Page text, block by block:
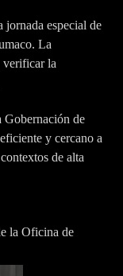
jornada especial de
La
verificar la
Gobernación de
y cercano a
de alta
la Oficina de